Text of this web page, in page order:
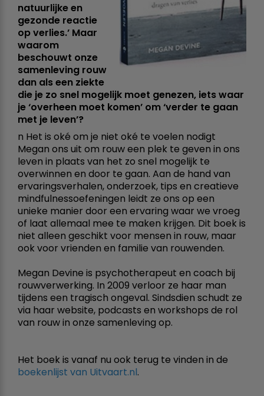
natuurlijke en
gezonde reactie
op verlies.’ Maar
waarom
beschouwt onze
samenleving rouw
dan als een ziekte
die je zo snel mogelijk moet genezen, iets waar
je ‘overheen moet komen’ om ‘verder te gaan
met je leven’?
n Het is oké om je niet oké te voelen nodigt
Megan ons uit om rouw een plek te geven in ons
leven in plaats van het zo snel mogelijk te
overwinnen en door te gaan. Aan de hand van
ervaringsverhalen, onderzoek, tips en creatieve
mindfulnessoefeningen leidt ze ons op een
unieke manier door een ervaring waar we vroeg
of laat allemaal mee te maken krijgen. Dit boek is
niet alleen geschikt voor mensen in rouw, maar
ook voor vrienden en familie van rouwenden.
Megan Devine is psychotherapeut en coach bij
rouwverwerking. In 2009 verloor ze haar man
tijdens een tragisch ongeval. Sindsdien schudt ze
via haar website, podcasts en workshops de rol
van rouw in onze samenleving op.
Het boek is vanaf nu ook terug te vinden in de
boekenlijst van Uitvaart.nl.